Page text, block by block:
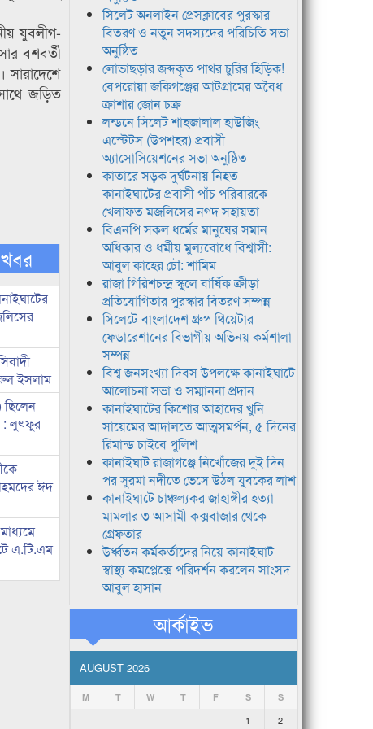
যুবলীগ-
বশবর্তী
সারাদেশে
জড়িত
ইসলাম
ছিলেন
: লুৎফুর
ঈদ
এ.টি.এম
সিলেট অনলাইন প্রেসক্লাবের পুরস্কার
বিতরণ ও নতুন সদস্যদের পরিচিতি সভা
অনুষ্ঠিত
লোভাছড়ার জব্দকৃত পাথর চুরির হিড়িক!
বেপরোয়া জকিগঞ্জের আটগ্রামের অবৈধ
ক্রাশার জোন চক্র
লন্ডনে সিলেট শাহজালাল হাউজিং
এস্টেটস (উপশহর) প্রবাসী
অ্যাসোসিয়েশনের সভা অনুষ্ঠিত
কাতারে সড়ক দুর্ঘটনায় নিহত
কানাইঘাটের প্রবাসী পাঁচ পরিবারকে
খেলাফত মজলিসের নগদ সহায়তা
বিএনপি সকল ধর্মের মানুষের সমান
অধিকার ও ধর্মীয় মুল্যবোধে বিশ্বাসী:
আবুল কাহের চৌ: শামিম
রাজা গিরিশচন্দ্র স্কুলে বার্ষিক ক্রীড়া
প্রতিযোগিতার পুরস্কার বিতরণ সম্পন্ন
সিলেটে বাংলাদেশ গ্রুপ থিয়েটার
ফেডারেশানের বিভাগীয় অভিনয় কর্মশালা
সম্পন্ন
বিশ্ব জনসংখ্যা দিবস উপলক্ষে কানাইঘাটে
আলোচনা সভা ও সম্মাননা প্রদান
কানাইঘাটের কিশোর আহাদের খুনি
সায়েমের আদালতে আত্মসমর্পন, ৫ দিনের
রিমান্ড চাইবে পুলিশ
কানাইঘাট রাজাগঞ্জে নিখোঁজের দুই দিন
পর সুরমা নদীতে ভেসে উঠল যুবকের লাশ
কানাইঘাটে চাঞ্চল্যকর জাহাঙ্গীর হত্যা
মামলার ৩ আসামী কক্সবাজার থেকে
গ্রেফতার
উর্ধ্বতন কর্মকর্তাদের নিয়ে কানাইঘাট
স্বাস্থ্য কমপ্লেক্সে পরিদর্শন করলেন সাংসদ
আবুল হাসান
আর্কাইভ
AUGUST 2026
M T W T F S S
1
2